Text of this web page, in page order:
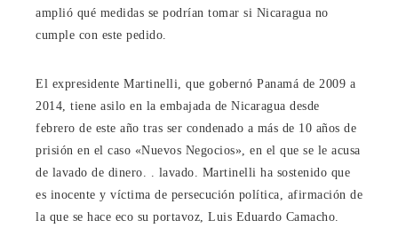
amplió qué medidas se podrían tomar si Nicaragua no
cumple con este pedido.
El expresidente Martinelli, que gobernó Panamá de 2009 a
2014, tiene asilo en la embajada de Nicaragua desde
febrero de este año tras ser condenado a más de 10 años de
prisión en el caso «Nuevos Negocios», en el que se le acusa
de lavado de dinero. . lavado. Martinelli ha sostenido que
es inocente y víctima de persecución política, afirmación de
la que se hace eco su portavoz, Luis Eduardo Camacho.